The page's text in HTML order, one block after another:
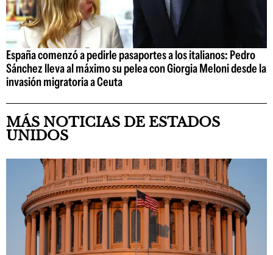
España comenzó a pedirle pasaportes a los italianos: Pedro
Sánchez lleva al máximo su pelea con Giorgia Meloni desde la
invasión migratoria a Ceuta
MÁS NOTICIAS DE ESTADOS
UNIDOS